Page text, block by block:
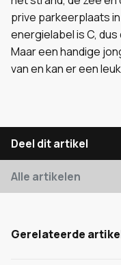
prive parkeerplaats
energielabel is C,
Maar een handige
van en kan er een
Deel dit artikel
Alle artikelen
Gerelateerde